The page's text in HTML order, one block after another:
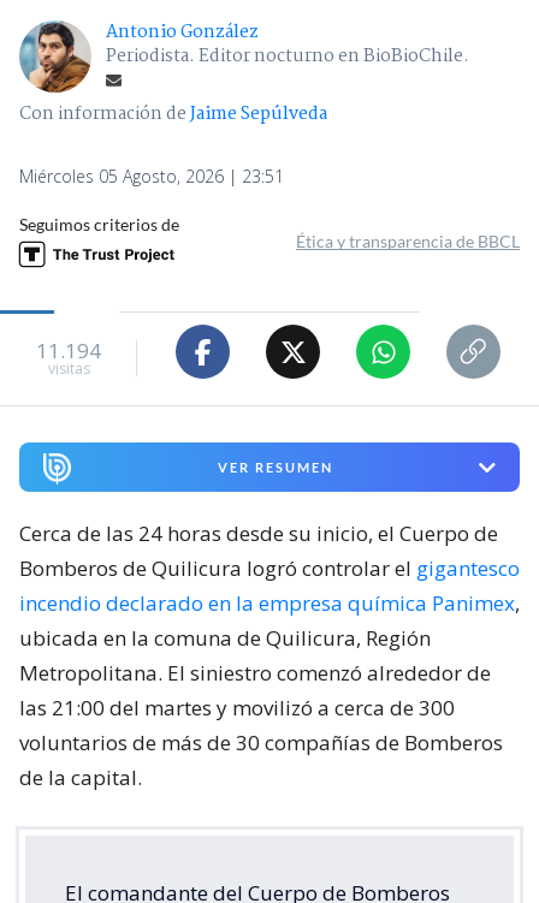
Antonio González
Periodista. Editor nocturno en BioBioChile.
Con información deJaime Sepúlveda
Miércoles 05 Agosto, 2026 | 23:51
Seguimos criterios de
Ética y transparencia de BBCL
11.194
visitas
VER RESUMEN
Cerca de las 24 horas desde su inicio, el Cuerpo de
Bomberos de Quilicura logró controlar el gigantesco
incendio declarado en la empresa química Panimex,
ubicada en la comuna de Quilicura, Región
Metropolitana. El siniestro comenzó alrededor de
las 21:00 del martes y movilizó a cerca de 300
voluntarios de más de 30 compañías de Bomberos
de la capital.
El comandante del Cuerpo de Bomberos